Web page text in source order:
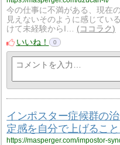
今の仕事に不満がある、現在
見えないそのように感じてい
けて未経験からI…
ココラク
いいね！
0
インポスター症候群の
定感を自分で上げること
https://masperger.com/impostor-